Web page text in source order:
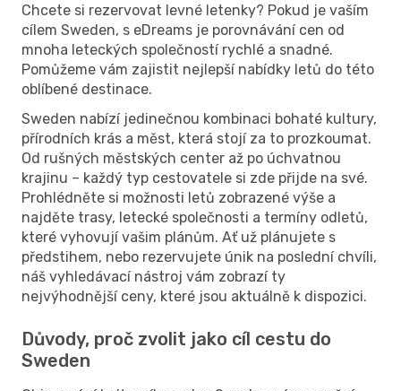
Chcete si rezervovat levné letenky? Pokud je vaším
cílem Sweden, s eDreams je porovnávání cen od
mnoha leteckých společností rychlé a snadné.
Pomůžeme vám zajistit nejlepší nabídky letů do této
oblíbené destinace.
Sweden nabízí jedinečnou kombinaci bohaté kultury,
přírodních krás a měst, která stojí za to prozkoumat.
Od rušných městských center až po úchvatnou
krajinu – každý typ cestovatele si zde přijde na své.
Prohlédněte si možnosti letů zobrazené výše a
najděte trasy, letecké společnosti a termíny odletů,
které vyhovují vašim plánům. Ať už plánujete s
předstihem, nebo rezervujete únik na poslední chvíli,
náš vyhledávací nástroj vám zobrazí ty
nejvýhodnější ceny, které jsou aktuálně k dispozici.
Důvody, proč zvolit jako cíl cestu do
Sweden